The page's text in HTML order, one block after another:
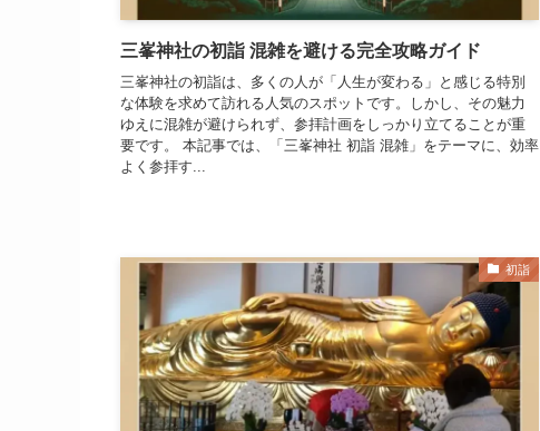
三峯神社の初詣 混雑を避ける完全攻略ガイド
三峯神社の初詣は、多くの人が「人生が変わる」と感じる特別
な体験を求めて訪れる人気のスポットです。しかし、その魅力
ゆえに混雑が避けられず、参拝計画をしっかり立てることが重
要です。 本記事では、「三峯神社 初詣 混雑」をテーマに、効率
よく参拝す...
初詣